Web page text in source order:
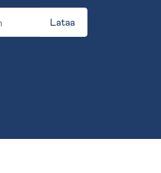
Lataa